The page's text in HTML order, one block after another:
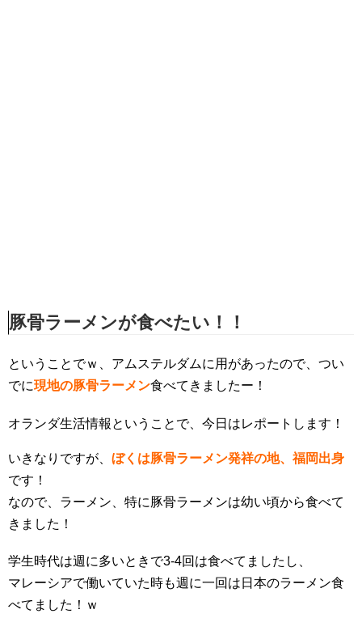
豚骨ラーメンが食べたい！！
ということでｗ、アムステルダムに用があったので、つい
でに現地の豚骨ラーメン食べてきましたー！
オランダ生活情報ということで、今日はレポートします！
いきなりですが、 ぼくは豚骨ラーメン発祥の地、福岡出身
です！
なので、ラーメン、特に豚骨ラーメンは幼い頃から食べて
きました！
学生時代は週に多いときで3-4回は食べてましたし、
マレーシアで働いていた時も週に一回は日本のラーメン食
べてました！ｗ